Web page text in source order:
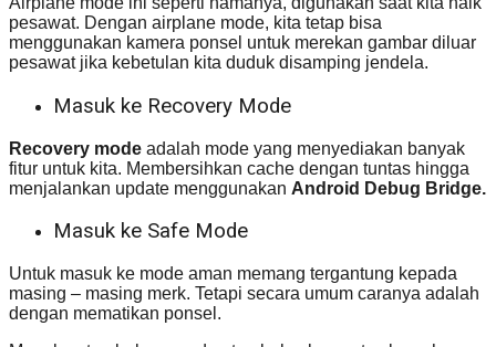
pesawat. Dengan airplane mode, kita tetap bisa
menggunakan kamera ponsel untuk merekan gambar diluar
pesawat jika kebetulan kita duduk disamping jendela.
Masuk ke Recovery Mode
Recovery mode adalah mode yang menyediakan banyak
fitur untuk kita. Membersihkan cache dengan tuntas hingga
menjalankan update menggunakan Android Debug Bridge.
Masuk ke Safe Mode
Untuk masuk ke mode aman memang tergantung kepada
masing – masing merk. Tetapi secara umum caranya adalah
dengan mematikan ponsel.